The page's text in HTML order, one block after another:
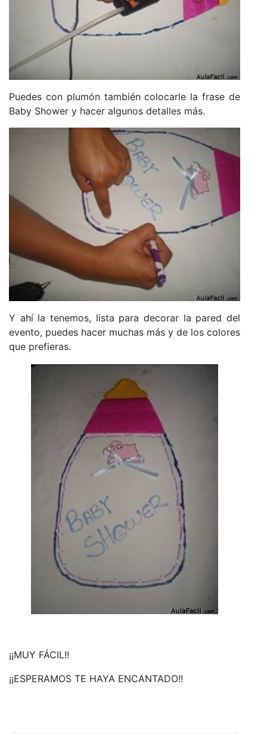
Puedes con plumón también colocarle la frase de
Baby Shower y hacer algunos detalles más.
Y ahí la tenemos, lista para decorar la pared del
evento, puedes hacer muchas más y de los colores
que prefieras.
¡¡MUY FÁCIL!!
¡¡ESPERAMOS TE HAYA ENCANTADO!!